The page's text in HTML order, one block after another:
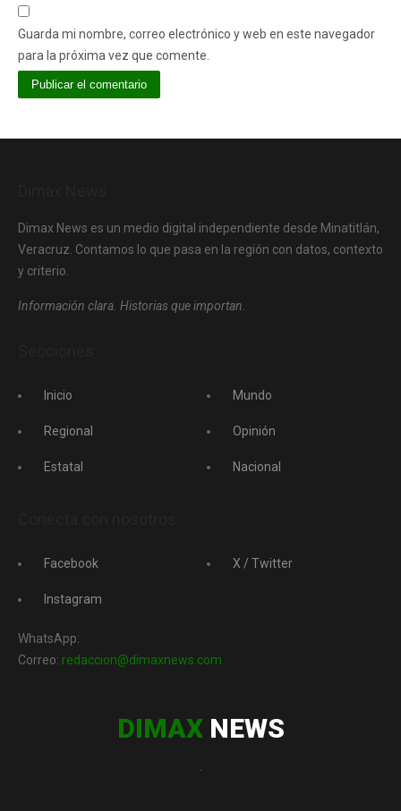
Guarda mi nombre, correo electrónico y web en este navegador
para la próxima vez que comente.
Dimax News es un medio digital independiente desde Minatitlán,
Veracruz. Contamos lo que pasa en la región con datos, contexto
y criterio.
Información clara. Historias que importan.
Inicio
Regional
Estatal
Mundo
Opinión
Nacional
Facebook
Instagram
X / Twitter
WhatsApp:
Correo: redaccion@dimaxnews.com
DIMAXNEWS